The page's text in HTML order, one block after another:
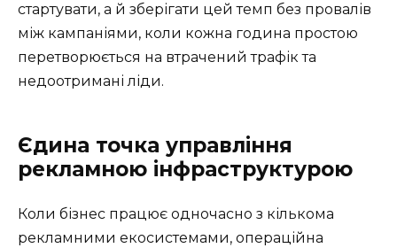
стартувати, а й зберігати цей темп без провалів
між кампаніями, коли кожна година простою
перетворюється на втрачений трафік та
недоотримані ліди.
Єдина точка управління
рекламною інфраструктурою
Коли бізнес працює одночасно з кількома
рекламними екосистемами, операційна